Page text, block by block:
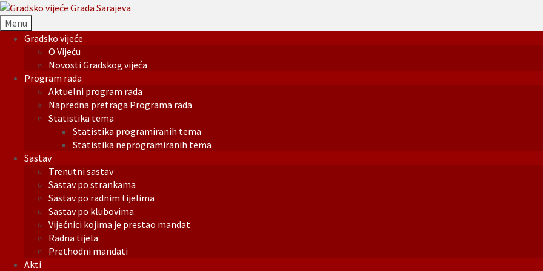
Menu
Gradsko vijeće
O Vijeću
Novosti Gradskog vijeća
Program rada
Aktuelni program rada
Napredna pretraga Programa rada
Statistika tema
Statistika programiranih tema
Statistika neprogramiranih tema
Sastav
Trenutni sastav
Sastav po strankama
Sastav po radnim tijelima
Sastav po klubovima
Vijećnici kojima je prestao mandat
Radna tijela
Prethodni mandati
Akti